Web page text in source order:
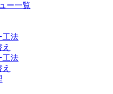
ー一覧
工法
工法